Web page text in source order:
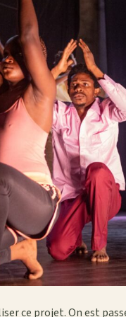
ce projet. On est